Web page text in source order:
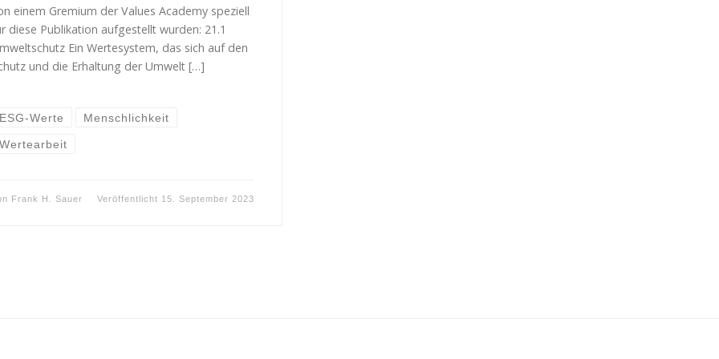
einem Gremium der Values Academy speziell
diese Publikation aufgestellt wurden: 21.1
Ein Wertesystem, das sich auf den
und die Erhaltung der Umwelt […]
ESG-Werte Menschlichkeit
Wertearbeit
Frank H. Sauer Veröffentlicht 15. September 2023